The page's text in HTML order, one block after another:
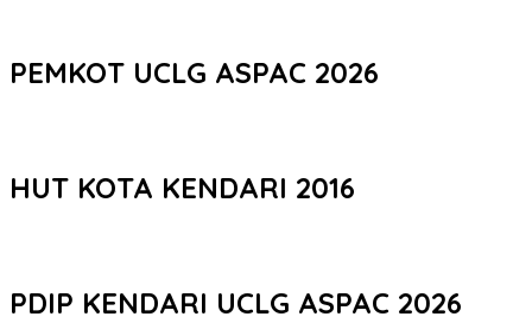
PEMKOT UCLG ASPAC 2026
HUT KOTA KENDARI 2016
PDIP KENDARI UCLG ASPAC 2026